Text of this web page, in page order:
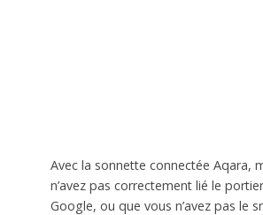
Avec la sonnette connectée Aqara,
n’avez pas correctement lié le
Google, ou que vous n’avez pas le